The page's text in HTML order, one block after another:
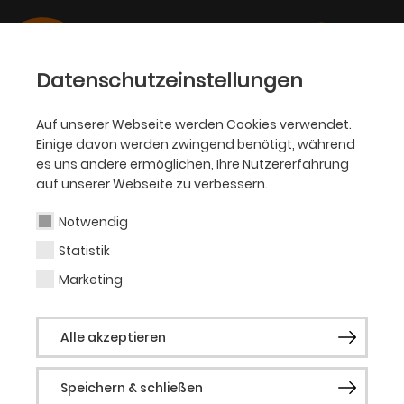
Datenschutzeinstellungen
Auf unserer Webseite werden Cookies verwendet.
Einige davon werden zwingend benötigt, während
es uns andere ermöglichen, Ihre Nutzererfahrung
auf unserer Webseite zu verbessern.
Notwendig
Statistik
Marketing
Alle akzeptieren
Speichern & schließen
OPER
Alisa Kolosova
Mezzosopran (Gast)
Die russische Mezzosopranistin Alisa
Kolosova studierte Gesang in Moskau.
2009 nahm sie am Young Singers Project
der Salzburger Festspiele teil und war in